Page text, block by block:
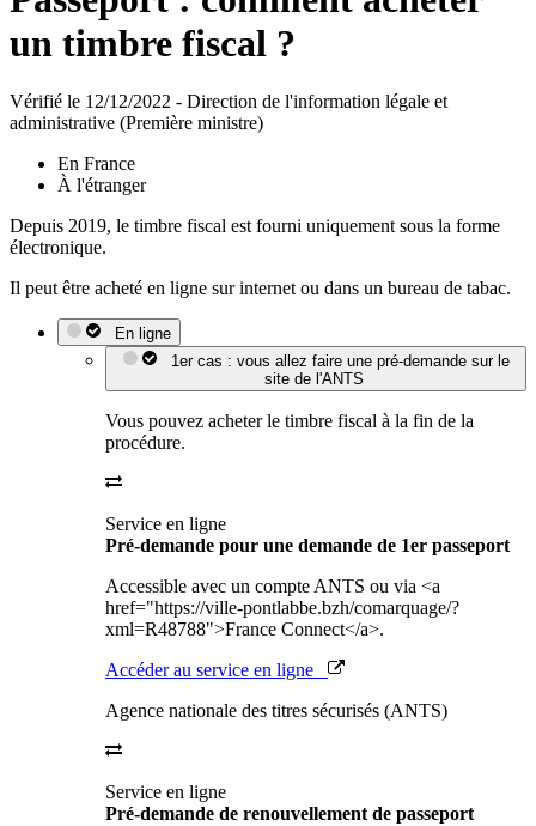
un timbre fiscal ?
Vérifié le 12/12/2022 - Direction de l'information légale et
administrative (Première ministre)
En France
À l'étranger
Depuis 2019, le timbre fiscal est fourni uniquement sous la forme
électronique.
Il peut être acheté en ligne sur internet ou dans un bureau de tabac.
En ligne
1er cas : vous allez faire une pré-demande sur le
site de l'ANTS
Vous pouvez acheter le timbre fiscal à la fin de la
procédure.
Service en ligne
Pré-demande pour une demande de 1er passeport
Accessible avec un compte ANTS ou via <a
href="https://ville-pontlabbe.bzh/comarquage/?
xml=R48788">France Connect</a>.
Accéder au service en ligne
Agence nationale des titres sécurisés (ANTS)
Service en ligne
Pré-demande de renouvellement de passeport